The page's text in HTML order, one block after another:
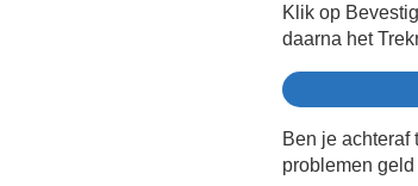
Klik op
daarna het
Ben je achteraf
problemen geld